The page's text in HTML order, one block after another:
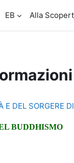
EB Alla
DEL SORGERE
BUDDHISMO